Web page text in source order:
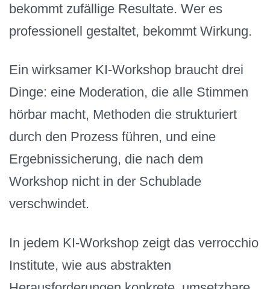
bekommt zufällige Resultate. Wer es
professionell gestaltet, bekommt Wirkung.
Ein wirksamer KI-Workshop braucht drei
Dinge: eine Moderation, die alle Stimmen
hörbar macht, Methoden die strukturiert
durch den Prozess führen, und eine
Ergebnissicherung, die nach dem
Workshop nicht in der Schublade
verschwindet.
In jedem KI-Workshop zeigt das verrocchio
Institute, wie aus abstrakten